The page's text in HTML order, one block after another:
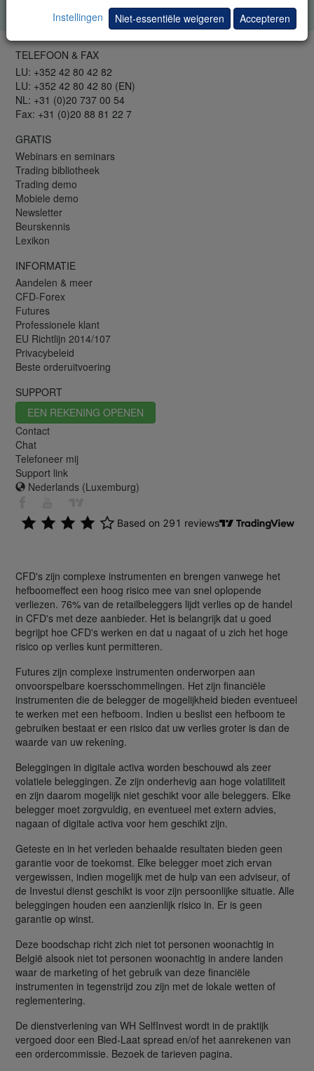
Instellingen
Niet-essentiële weigeren Accepteren
TELEFOON & FAX
LU: +352 42 80 42 82
LU: +352 42 80 42 80 (EN)
NL: +31 (0)20 737 00 54
Fax: +31 (0)20 88 81 22 7
GRATIS
Webinars en seminars
Trading bibliotheek
Trading demo
Mobiele demo
Newsletter
Beurskennis
Lexikon
INFORMATIE
Aandelen & meer
CFD-Forex
Futures
Professionele klant
EU Richtlijn 2014/107
Privacybeleid
Beste orderuitvoering
SUPPORT
EEN REKENING OPENEN
Contact
Chat
Telefoneer mij
Support link
Nederlands (Luxemburg)
CFD's zijn complexe instrumenten en brengen vanwege het
hefboomeffect een hoog risico mee van snel oplopende
verliezen. 76% van de retailbeleggers lijdt verlies op de handel
in CFD's met deze aanbieder. Het is belangrijk dat u goed
begrijpt hoe CFD's werken en dat u nagaat of u zich het hoge
risico op verlies kunt permitteren.
Futures zijn complexe instrumenten onderworpen aan
onvoorspelbare koersschommelingen. Het zijn financiële
instrumenten die de belegger de mogelijkheid bieden eventueel
te werken met een hefboom. Indien u beslist een hefboom te
gebruiken bestaat er een risico dat uw verlies groter is dan de
waarde van uw rekening.
Beleggingen in digitale activa worden beschouwd als zeer
volatiele beleggingen. Ze zijn onderhevig aan hoge volatiliteit
en zijn daarom mogelijk niet geschikt voor alle beleggers. Elke
belegger moet zorgvuldig, en eventueel met extern advies,
nagaan of digitale activa voor hem geschikt zijn.
Geteste en in het verleden behaalde resultaten bieden geen
garantie voor de toekomst. Elke belegger moet zich ervan
vergewissen, indien mogelijk met de hulp van een adviseur, of
de Investui dienst geschikt is voor zijn persoonlijke situatie. Alle
beleggingen houden een aanzienlijk risico in. Er is geen
garantie op winst.
Deze boodschap richt zich niet tot personen woonachtig in
België alsook niet tot personen woonachtig in andere landen
waar de marketing of het gebruik van deze financiële
instrumenten in tegenstrijd zou zijn met de lokale wetten of
reglementering.
De dienstverlening van WH SelfInvest wordt in de praktijk
vergoed door een Bied-Laat spread en/of het aanrekenen van
een ordercommissie. Bezoek de tarieven pagina.